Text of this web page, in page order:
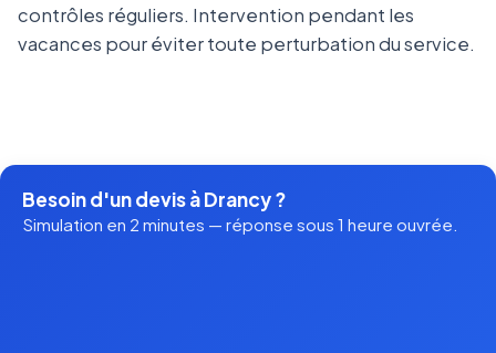
contrôles réguliers. Intervention pendant les
vacances pour éviter toute perturbation du service.
Besoin d'un devis à Drancy ?
Simulation en 2 minutes — réponse sous 1 heure ouvrée.